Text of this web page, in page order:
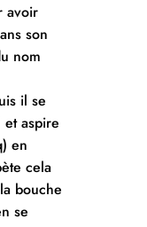
avoir
son
nom
il se
et aspire
en
cela
bouche
se